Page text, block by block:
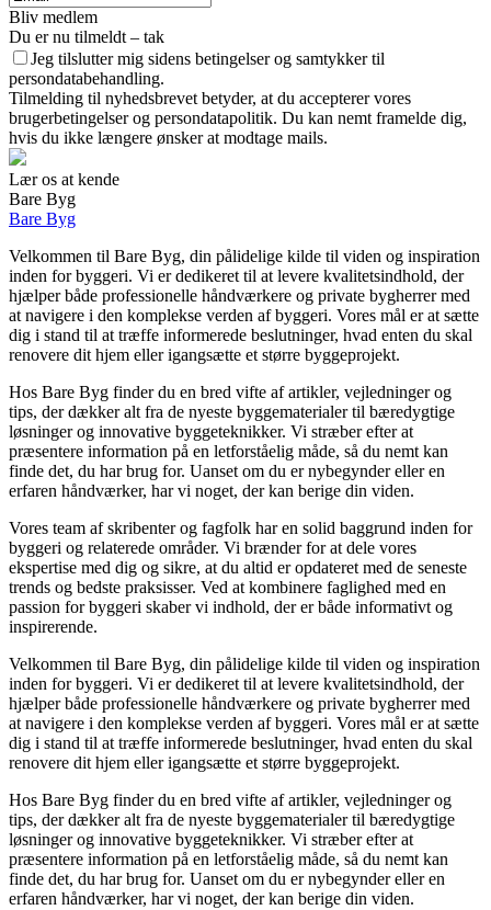
Bliv medlem
Du er nu tilmeldt – tak
Jeg tilslutter mig sidens betingelser og samtykker til
persondatabehandling.
Tilmelding til nyhedsbrevet betyder, at du accepterer vores
brugerbetingelser og persondatapolitik. Du kan nemt framelde dig,
hvis du ikke længere ønsker at modtage mails.
Lær os at kende
Bare Byg
Bare Byg
Velkommen til Bare Byg, din pålidelige kilde til viden og inspiration
inden for byggeri. Vi er dedikeret til at levere kvalitetsindhold, der
hjælper både professionelle håndværkere og private bygherrer med
at navigere i den komplekse verden af byggeri. Vores mål er at sætte
dig i stand til at træffe informerede beslutninger, hvad enten du skal
renovere dit hjem eller igangsætte et større byggeprojekt.
Hos Bare Byg finder du en bred vifte af artikler, vejledninger og
tips, der dækker alt fra de nyeste byggematerialer til bæredygtige
løsninger og innovative byggeteknikker. Vi stræber efter at
præsentere information på en letforståelig måde, så du nemt kan
finde det, du har brug for. Uanset om du er nybegynder eller en
erfaren håndværker, har vi noget, der kan berige din viden.
Vores team af skribenter og fagfolk har en solid baggrund inden for
byggeri og relaterede områder. Vi brænder for at dele vores
ekspertise med dig og sikre, at du altid er opdateret med de seneste
trends og bedste praksisser. Ved at kombinere faglighed med en
passion for byggeri skaber vi indhold, der er både informativt og
inspirerende.
Velkommen til Bare Byg, din pålidelige kilde til viden og inspiration
inden for byggeri. Vi er dedikeret til at levere kvalitetsindhold, der
hjælper både professionelle håndværkere og private bygherrer med
at navigere i den komplekse verden af byggeri. Vores mål er at sætte
dig i stand til at træffe informerede beslutninger, hvad enten du skal
renovere dit hjem eller igangsætte et større byggeprojekt.
Hos Bare Byg finder du en bred vifte af artikler, vejledninger og
tips, der dækker alt fra de nyeste byggematerialer til bæredygtige
løsninger og innovative byggeteknikker. Vi stræber efter at
præsentere information på en letforståelig måde, så du nemt kan
finde det, du har brug for. Uanset om du er nybegynder eller en
erfaren håndværker, har vi noget, der kan berige din viden.